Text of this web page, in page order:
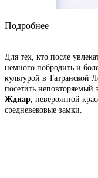
Подробнее
Для тех, кто после
немного побродить и
культурой в Татранской
посетить неповторяемый
Ждиар , невероятной
средневековые замки.